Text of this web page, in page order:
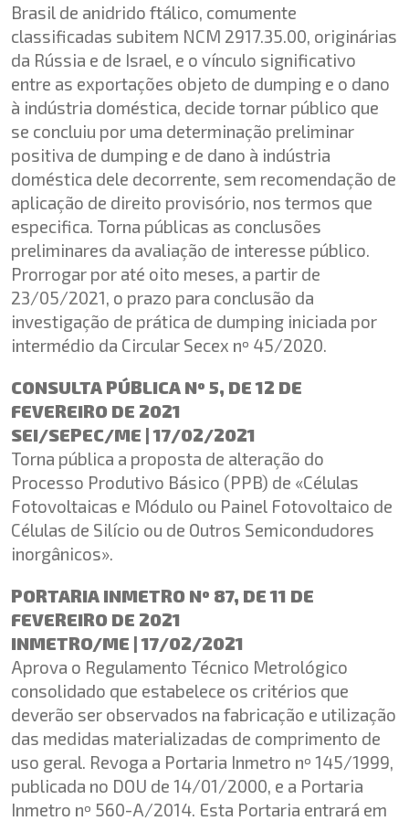
Brasil de anidrido ftálico, comumente
classificadas subitem NCM 2917.35.00, originárias
da Rússia e de Israel, e o vínculo significativo
entre as exportações objeto de dumping e o dano
à indústria doméstica, decide tornar público que
se concluiu por uma determinação preliminar
positiva de dumping e de dano à indústria
doméstica dele decorrente, sem recomendação de
aplicação de direito provisório, nos termos que
especifica. Torna públicas as conclusões
preliminares da avaliação de interesse público.
Prorrogar por até oito meses, a partir de
23/05/2021, o prazo para conclusão da
investigação de prática de dumping iniciada por
intermédio da Circular Secex nº 45/2020.
CONSULTA PÚBLICA Nº 5, DE 12 DE
FEVEREIRO DE 2021
SEI/SEPEC/ME | 17/02/2021
Torna pública a proposta de alteração do
Processo Produtivo Básico (PPB) de «Células
Fotovoltaicas e Módulo ou Painel Fotovoltaico de
Células de Silício ou de Outros Semicondudores
inorgânicos».
PORTARIA INMETRO Nº 87, DE 11 DE
FEVEREIRO DE 2021
INMETRO/ME | 17/02/2021
Aprova o Regulamento Técnico Metrológico
consolidado que estabelece os critérios que
deverão ser observados na fabricação e utilização
das medidas materializadas de comprimento de
uso geral. Revoga a Portaria Inmetro nº 145/1999,
publicada no DOU de 14/01/2000, e a Portaria
Inmetro nº 560-A/2014. Esta Portaria entrará em